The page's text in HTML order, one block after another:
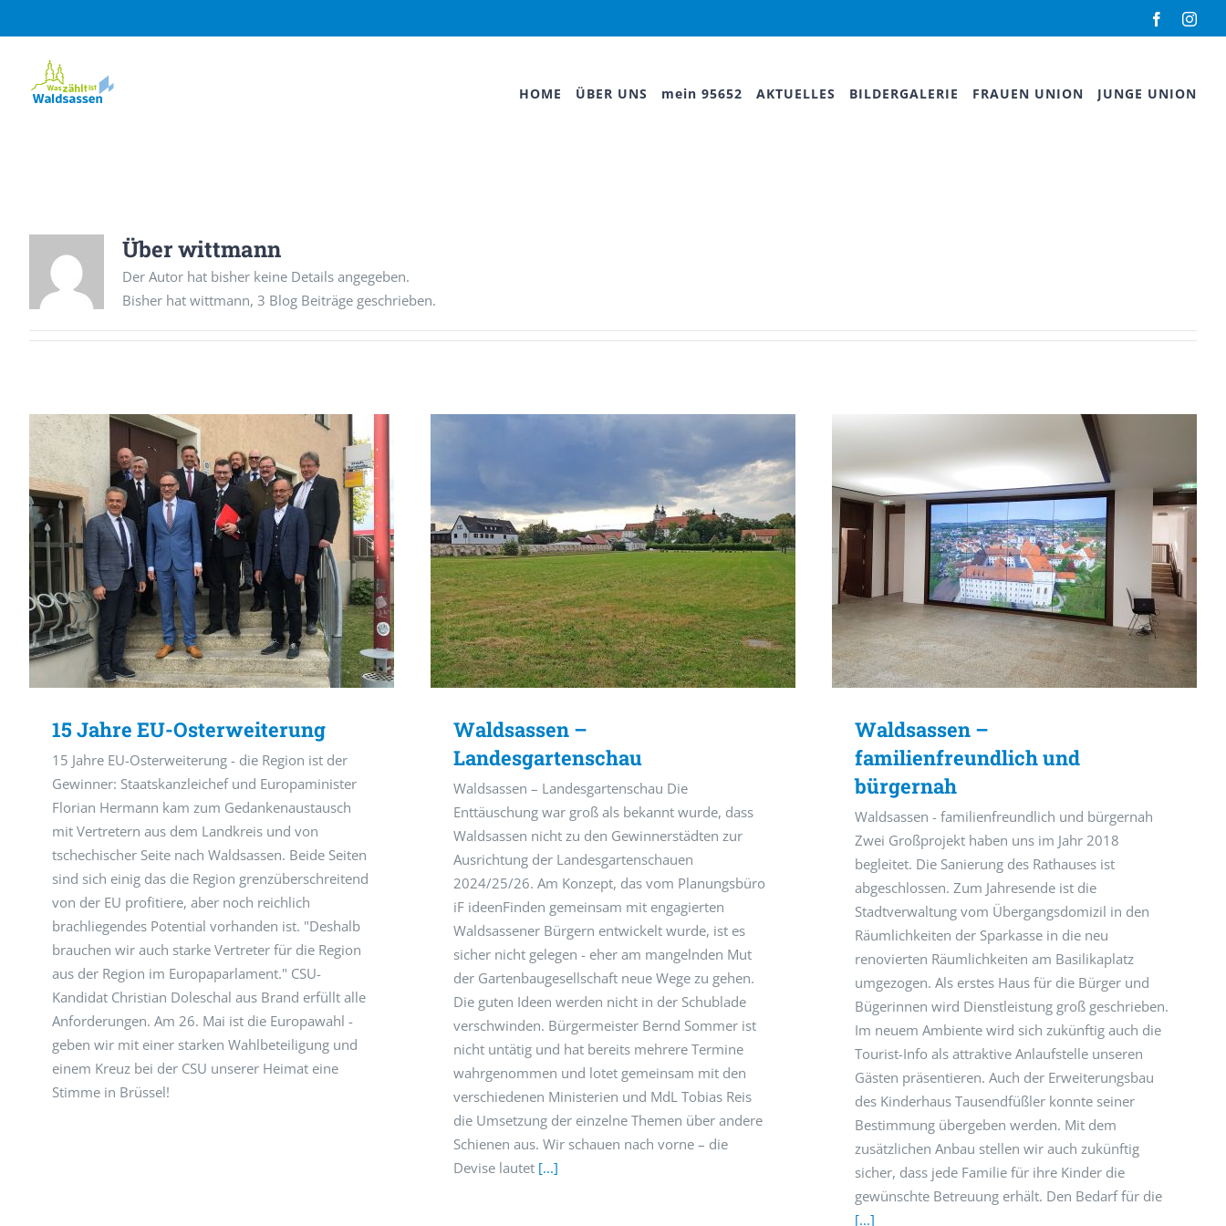
Inhalt
springen
Facebook
HOME ÜBER UNS mein 95652 AKTUELLES BILDERGALERIE FRAUEN UNION JUNGE UNION
Überwittmann
Der Autor hat bisher keine Details angegeben.
Bisher hat wittmann, 3 Blog Beiträge geschrieben.
15 Jahre EU-Osterweiterung
15 Jahre EU-Osterweiterung - die Region ist der
Gewinner: Staatskanzleichef und Europaminister
Florian Hermann kam zum Gedankenaustausch
mit Vertretern aus dem Landkreis und von
tschechischer Seite nach Waldsassen. Beide Seiten
sind sich einig das die Region grenzüberschreitend
von der EU profitiere, aber noch reichlich
brachliegendes Potential vorhanden ist. "Deshalb
brauchen wir auch starke Vertreter für die Region
aus der Region im Europaparlament." CSU-
Kandidat Christian Doleschal aus Brand erfüllt alle
Anforderungen. Am 26. Mai ist die Europawahl -
geben wir mit einer starken Wahlbeteiligung und
einem Kreuz bei der CSU unserer Heimat eine
Stimme in Brüssel!
Waldsassen –
Landesgartenschau
Waldsassen – Landesgartenschau Die
Enttäuschung war groß als bekannt wurde, dass
Waldsassen nicht zu den Gewinnerstädten zur
Ausrichtung der Landesgartenschauen
2024/25/26. Am Konzept, das vom Planungsbüro
iF ideenFinden gemeinsam mit engagierten
Waldsassener Bürgern entwickelt wurde, ist es
sicher nicht gelegen - eher am mangelnden Mut
der Gartenbaugesellschaft neue Wege zu gehen.
Die guten Ideen werden nicht in der Schublade
verschwinden. Bürgermeister Bernd Sommer ist
nicht untätig und hat bereits mehrere Termine
wahrgenommen und lotet gemeinsam mit den
verschiedenen Ministerien und MdL Tobias Reis
die Umsetzung der einzelne Themen über andere
Schienen aus. Wir schauen nach vorne – die
Devise lautet [...]
Waldsassen –
familienfreundlich und
bürgernah
Waldsassen - familienfreundlich und bürgernah
Zwei Großprojekt haben uns im Jahr 2018
begleitet. Die Sanierung des Rathauses ist
abgeschlossen. Zum Jahresende ist die
Stadtverwaltung vom Übergangsdomizil in den
Räumlichkeiten der Sparkasse in die neu
renovierten Räumlichkeiten am Basilikaplatz
umgezogen. Als erstes Haus für die Bürger und
Bügerinnen wird Dienstleistung groß geschrieben.
Im neuem Ambiente wird sich zukünftig auch die
Tourist-Info als attraktive Anlaufstelle unseren
Gästen präsentieren. Auch der Erweiterungsbau
des Kinderhaus Tausendfüßler konnte seiner
Bestimmung übergeben werden. Mit dem
zusätzlichen Anbau stellen wir auch zukünftig
sicher, dass jede Familie für ihre Kinder die
gewünschte Betreuung erhält. Den Bedarf für die
[...]